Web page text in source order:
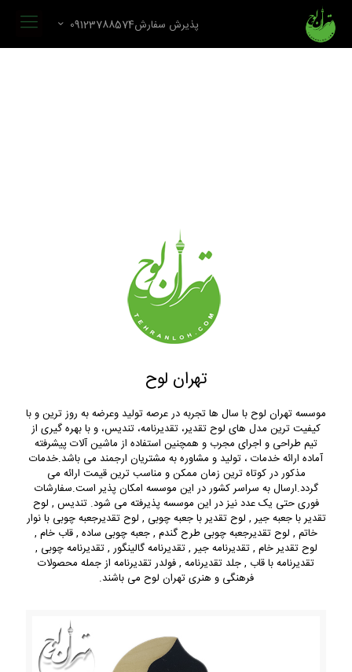
پذیرش سفارش09123788574
تهران لوح
موسسه تهران لوح با سال ها تجربه در عرصه تولید وعرضه به روز ترین و با
کیفیت ترین مدل های لوح تقدیر، تقدیرنامه، تندیس، و با بهره گیری از
تیم طراحی و اجرای مجرب و همچنین استفاده از ماشین آلات پیشرفته
آماده ارائه خدمات ، تولید و مشاوره به مشتریان ارجمند می باشد.خدمات
مذکور در کوتاه ترین زمان ممکن و مناسب ترین قیمت ارائه می
گردد.ارسال به سراسر کشور در این موسسه امکان پذیر است.سفارشات
فوری حتی یک عدد نیز در این موسسه پذیرفته می شود. تندیس , لوح
تقدیر با جعبه جیر , لوح تقدیر با جعبه چوبی , لوح تقدیرجعبه چوبی با نوار
خاتم , لوح تقدیرجعبه چوبی طرح گندم , جعبه چوبی ساده , قاب خام ,
لوح تقدیر خام , تقدیرنامه جیر , تقدیرنامه گالینگور , تقدیرنامه چوبی ,
تقدیرنامه با قاب , جلد تقدیرنامه , فولدر تقدیرنامه از جمله محصولات
فرهنگی و هنری تهران لوح می باشند.